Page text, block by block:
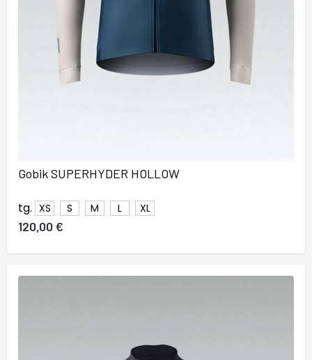
Gobik SUPERHYDER HOLLOW
tg. XS S M L XL
120,00 €